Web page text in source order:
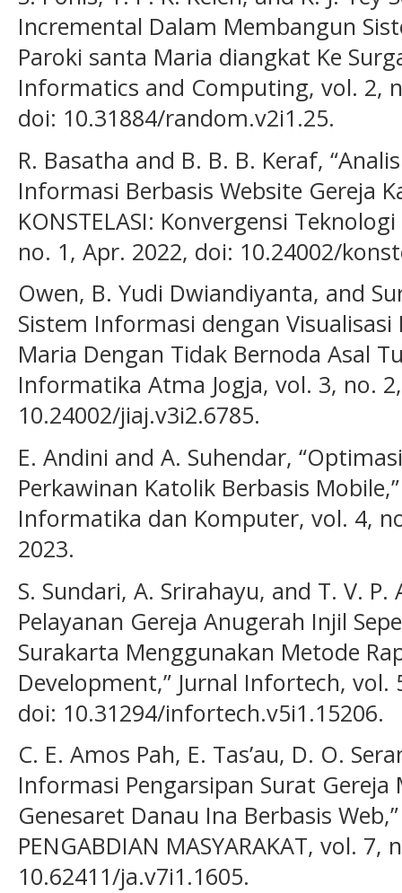
Incremental Dalam Membangun
Paroki santa Maria diangkat Ke
Informatics and Computing, vol. 2,
doi: 10.31884/random.v2i1.25.
R. Basatha and B. B. B. Keraf,
Informasi Berbasis Website Gereja
KONSTELASI: Konvergensi
no. 1, Apr. 2022, doi: 10.24002/
Owen, B. Yudi Dwiandiyanta, and
Sistem Informasi dengan Visualisasi
Maria Dengan Tidak Bernoda Asal
Informatika Atma Jogja, vol. 3, no.
10.24002/jiaj.v3i2.6785.
E. Andini and A. Suhendar,
Perkawinan Katolik Berbasis
Informatika dan Komputer, vol. 4,
2023.
S. Sundari, A. Srirahayu, and T. V.
Pelayanan Gereja Anugerah Injil
Surakarta Menggunakan Metode
Development,” Jurnal Infortech, vol.
doi: 10.31294/infortech.v5i1.15206.
C. E. Amos Pah, E. Tas’au, D. O.
Informasi Pengarsipan Surat Gereja
Genesaret Danau Ina Berbasis Web,”
PENGABDIAN MASYARAKAT, vol.
10.62411/ja.v7i1.1605.